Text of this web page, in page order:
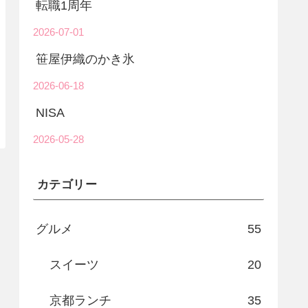
転職1周年
2026-07-01
笹屋伊織のかき氷
2026-06-18
NISA
2026-05-28
カテゴリー
グルメ 55
スイーツ 20
京都ランチ 35